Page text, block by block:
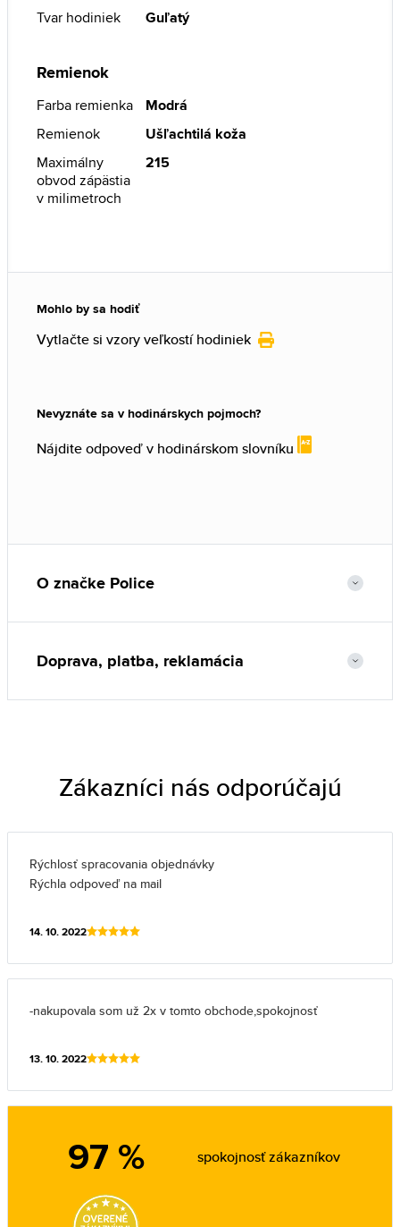
Tvar hodiniek
Guľatý
Remienok
Farba remienka
Modrá
Remienok
Ušľachtilá koža
Maximálny
obvod zápästia
v milimetroch
215
Mohlo by sa hodiť
Vytlačte si vzory veľkostí hodiniek
Nevyznáte sa v hodinárskych pojmoch?
Nájdite odpoveď v hodinárskom slovníku
O značke Police
Doprava, platba, reklamácia
Zákazníci nás odporúčajú
Rýchlosť spracovania objednávky
Rýchla odpoveď na mail
14. 10. 2022
-nakupovala som už 2x v tomto obchode,spokojnosť
13. 10. 2022
97 % spokojnosť zákazníkov